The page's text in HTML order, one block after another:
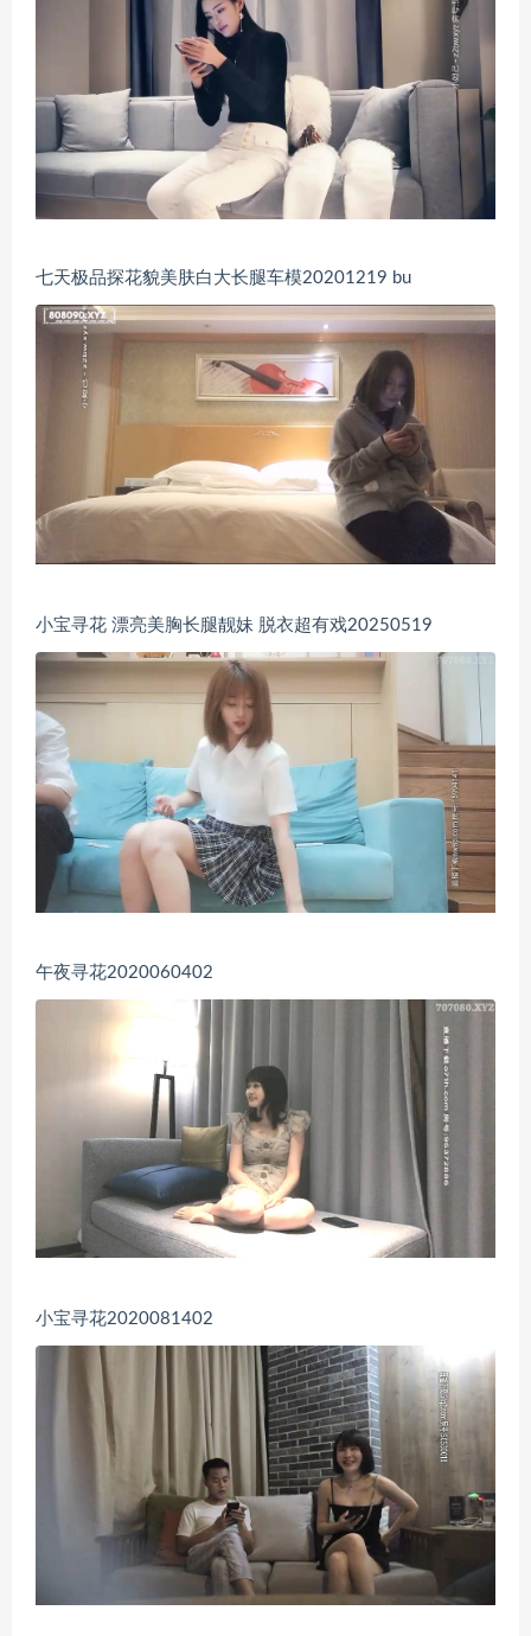
七天极品探花貌美肤白大长腿车模20201219 bu
小宝寻花 漂亮美胸长腿靓妹 脱衣超有戏20250519
午夜寻花2020060402
小宝寻花2020081402